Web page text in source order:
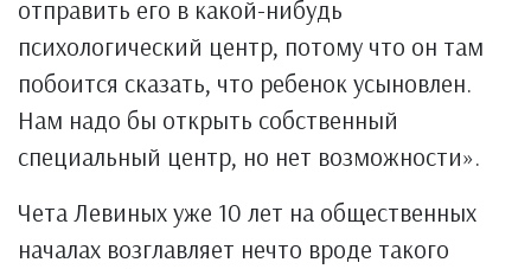
отправить его в какой-нибудь
психологический центр, потому что он там
побоится сказать, что ребенок усыновлен.
Нам надо бы открыть собственный
специальный центр, но нет возможности».
Чета Левиных уже 10 лет на общественных
началах возглавляет нечто вроде такого